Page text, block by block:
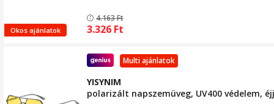
Okos ajánlatok
4.163Ft
3.326 Ft
Multi ajánlatok
YISYNIM
polarizált napszemüveg, UV400 védelem,